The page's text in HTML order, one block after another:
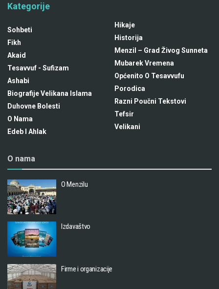
Kategorije
Sohbeti
Fikh
Akaid
Tesavvuf - Sufizam
Ashabi
Biografije Velikana Islama
Duhovne Bolesti
O Nama
Edeb I Ahlak
Hikaje
Historija
Menzil – Grad Živog Sunneta
Mubarek Vremena
Općenito O Tesavvufu
Porodica
Razni Poučni Tekstovi
Tefsir
Velikani
O nama
O Menzilu
Izdavaštvo
Firme i organizacije